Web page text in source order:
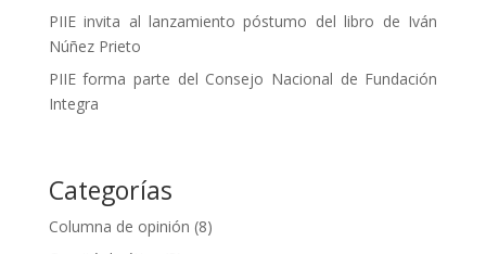
PIIE invita al lanzamiento póstumo del libro de Iván
Núñez Prieto
PIIE forma parte del Consejo Nacional de Fundación
Integra
Categorías
Columna de opinión (8)